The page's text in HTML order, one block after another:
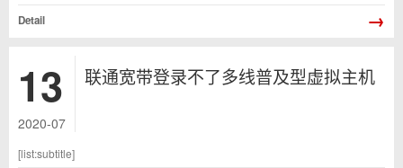
Detail
→
13
2020-07
联通宽带登录不了多线普及型虚拟主机
[list:subtitle]